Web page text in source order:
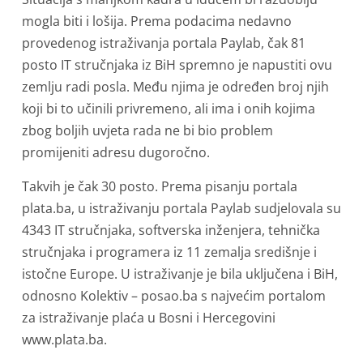
mogla biti i lošija. Prema podacima nedavno
provedenog istraživanja portala Paylab, čak 81
posto IT stručnjaka iz BiH spremno je napustiti ovu
zemlju radi posla. Među njima je određen broj njih
koji bi to učinili privremeno, ali ima i onih kojima
zbog boljih uvjeta rada ne bi bio problem
promijeniti adresu dugoročno.
Takvih je čak 30 posto. Prema pisanju portala
plata.ba, u istraživanju portala Paylab sudjelovala su
4343 IT stručnjaka, softverska inženjera, tehnička
stručnjaka i programera iz 11 zemalja središnje i
istočne Europe. U istraživanje je bila uključena i BiH,
odnosno Kolektiv – posao.ba s najvećim portalom
za istraživanje plaća u Bosni i Hercegovini
www.plata.ba.